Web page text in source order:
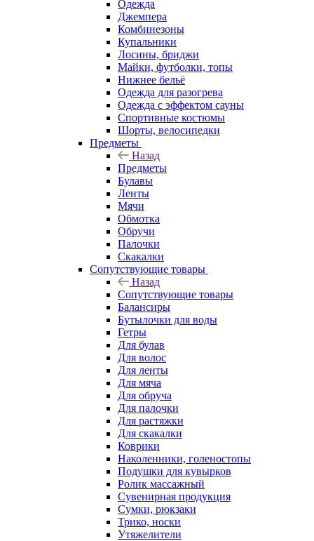
Одежда
Джемпера
Комбинезоны
Купальники
Лосины, бриджи
Майки, футболки, топы
Нижнее бельё
Одежда для разогрева
Одежда с эффектом сауны
Спортивные костюмы
Шорты, велосипедки
Предметы
Назад
Предметы
Булавы
Ленты
Мячи
Обмотка
Обручи
Палочки
Скакалки
Сопутствующие товары
Назад
Сопутствующие товары
Балансиры
Бутылочки для воды
Гетры
Для булав
Для волос
Для ленты
Для мяча
Для обруча
Для палочки
Для растяжки
Для скакалки
Коврики
Наколенники, голеностопы
Подушки для кувырков
Ролик массажный
Сувенирная продукция
Сумки, рюкзаки
Трико, носки
Утяжелители